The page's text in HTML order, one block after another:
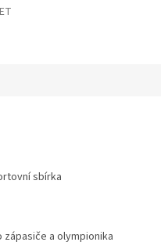
sbírka
a olympionika